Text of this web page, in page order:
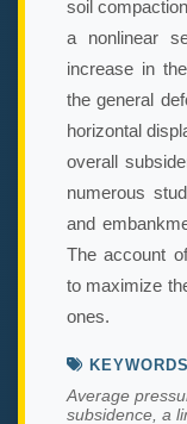
soil
a nonlinear
increase in
the general
horizontal
overall
numerous
and
The account
to maximize
ones.
KEYWORDS
Average
subsidence, a